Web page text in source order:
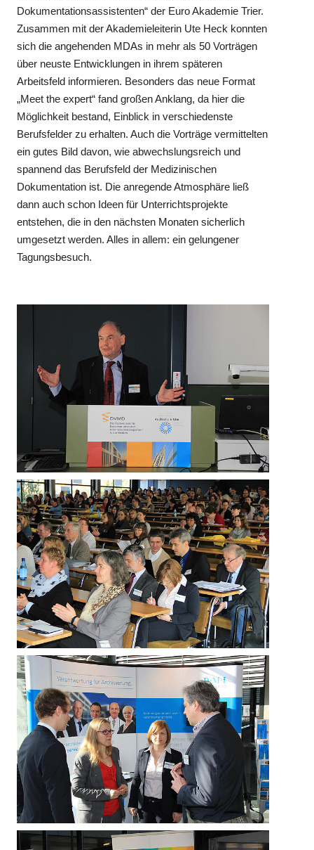
Dokumentationsassistenten“ der Euro Akademie Trier.
Zusammen mit der Akademieleiterin Ute Heck konnten
sich die angehenden MDAs in mehr als 50 Vorträgen
über neuste Entwicklungen in ihrem späteren
Arbeitsfeld informieren. Besonders das neue Format
„Meet the expert“ fand großen Anklang, da hier die
Möglichkeit bestand, Einblick in verschiedenste
Berufsfelder zu erhalten. Auch die Vorträge vermittelten
ein gutes Bild davon, wie abwechslungsreich und
spannend das Berufsfeld der Medizinischen
Dokumentation ist. Die anregende Atmosphäre ließ
dann auch schon Ideen für Unterrichtsprojekte
entstehen, die in den nächsten Monaten sicherlich
umgesetzt werden. Alles in allem: ein gelungener
Tagungsbesuch.